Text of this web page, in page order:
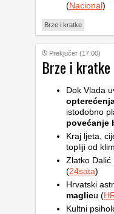
(Nacional)
Brze i kratke
Prekjučer (17:00)
Brze i kratke
Dok Vlada
istodobno
povećanje
Kraj ljeta,
topliji od
Zlatko Dalić
(24sata)
Hrvatski
maglicu (
Kultni